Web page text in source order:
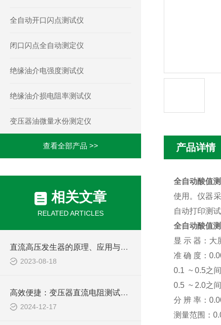
全自动开口闪点测试仪
闭口闪点全自动测定仪
绝缘油介电强度测试仪
绝缘油介损电阻率测试仪
变压器油微量水份测定仪
查看全部产品 >>
相关文章
RELATED ARTICLES
直流高压发生器的原理、应用与安全操作
2023-08-18
高效便捷：变压器直流电阻测试仪，电力检测的新选择
2024-12-17
产品详情
全自动酸值
使用。仪器
自动打印测
全自动酸值
显 示 器：大
准 确 度：
0.1 ~ 0.5之
0.5 ~ 2.0之
分 辨 率：
测量范围：